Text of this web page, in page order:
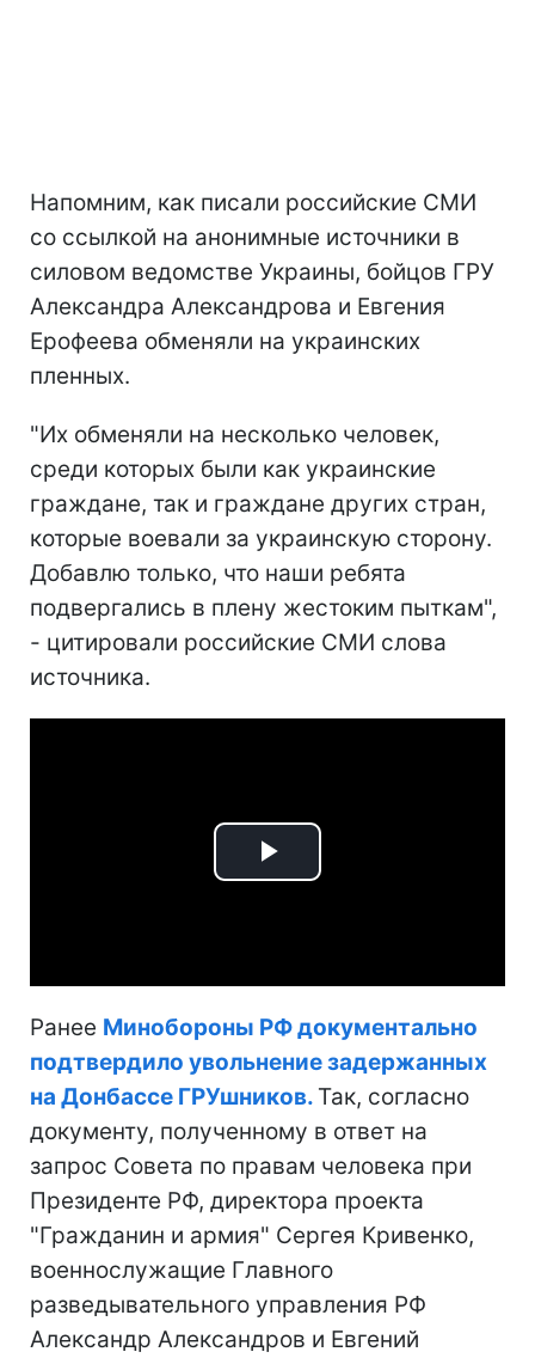
Напомним, как писали российские СМИ
со ссылкой на анонимные источники в
силовом ведомстве Украины, бойцов ГРУ
Александра Александрова и Евгения
Ерофеева обменяли на украинских
пленных.
"Их обменяли на несколько человек,
среди которых были как украинские
граждане, так и граждане других стран,
которые воевали за украинскую сторону.
Добавлю только, что наши ребята
подвергались в плену жестоким пыткам",
- цитировали российские СМИ слова
источника.
Play
Ранее Минобороны РФ документально
подтвердило увольнение задержанных
на Донбассе ГРУшников. Так, согласно
документу, полученному в ответ на
запрос Совета по правам человека при
Президенте РФ, директора проекта
"Гражданин и армия" Сергея Кривенко,
военнослужащие Главного
разведывательного управления РФ
Александр Александров и Евгений